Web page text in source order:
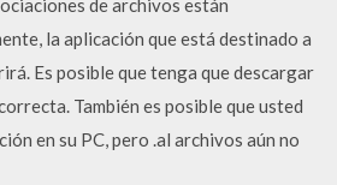
la aplicación que está destinado a
Es posible que tenga que descargar
También es posible que usted
en su PC, pero .al archivos aún no